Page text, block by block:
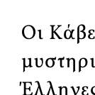
Οι